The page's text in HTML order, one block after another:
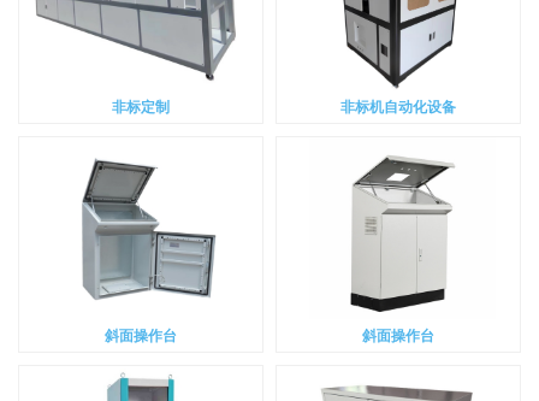
非标定制 非标机自动化设备
斜面操作台 斜面操作台